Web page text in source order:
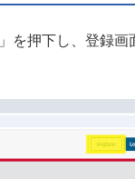
押下し、登録画